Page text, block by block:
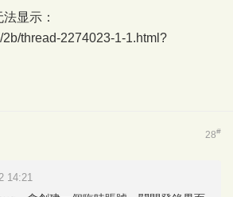
显示：
2b/thread-2274023-1-1.html?
28#
14:21